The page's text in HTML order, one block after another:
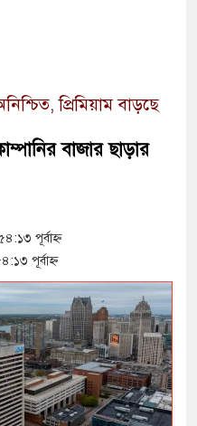
প্রিমিয়াম বাড়ছে
বাজার ছাড়ার
পূর্বাহ্ন
পূর্বাহ্ন